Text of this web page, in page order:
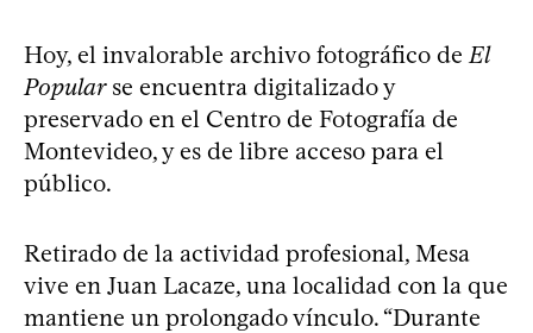
Hoy, el invalorable archivo fotográfico de El
Popularse encuentra digitalizado y
preservado en el Centro de Fotografía de
Montevideo, y es de libre acceso para el
público.
Retirado de la actividad profesional, Mesa
vive en Juan Lacaze, una localidad con la que
mantiene un prolongado vínculo. “Durante